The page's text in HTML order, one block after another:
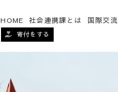
HOME 社会連携課とは 国際交流
寄付をする